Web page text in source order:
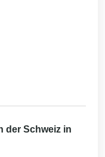
der Schweiz in